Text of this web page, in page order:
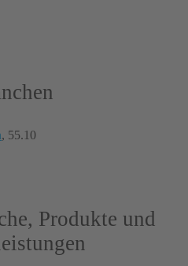
, 55.10
Produkte und